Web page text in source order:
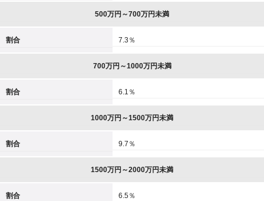
500万円～700万円未満
割合 7.3％
700万円～1000万円未満
割合 6.1％
1000万円～1500万円未満
割合 9.7％
1500万円～2000万円未満
割合 6.5％